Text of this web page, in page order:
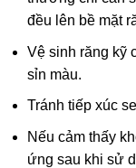
đều lên bề mặt
Vệ sinh răng kỹ
sỉn màu.
Tránh tiếp xúc
Nếu cảm thấy
ứng sau khi sử